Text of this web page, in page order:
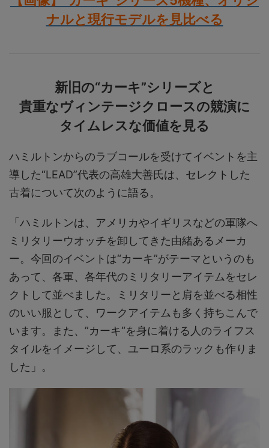
ナルと現行モデルを見比べる
新旧の“カーキ”シリーズと
貴重なヴィンテージクロースの競演に
タイムレスな価値を見る
ハミルトンからのラブコールを受けてイベントを主
導した“LEAD”代表の高雄大善氏は、セレクトした
古着について次のように語る。
「ハミルトンは、アメリカやイギリスなどの軍隊へ
ミリタリーウオッチを卸してきた由緒あるメーカ
ー。今回のイベントは“カーキ”がテーマというのも
あって、各軍、各年代のミリタリーアイテムをセレ
クトして並べました。ミリタリーと肩を並べる相性
のいい服として、ワークアイテムも多く持ちこんで
います。また、”カーキ“を身に着ける人のライフス
タイルをイメージして、ユーロ系のラックも作りま
した」。